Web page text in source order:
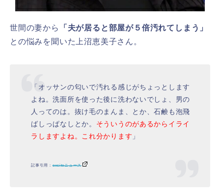
世間の妻から
「夫が居ると部屋が５倍汚れてしまう」
との悩みを聞いた上沼恵美子さん。
「オッサンの匂いで汚れる感じがちょっとします
よね。洗面所を使った後に洗わないでしょ、男の
人ってのは。抜け毛のまんま、とか、石鹸も泡飛
ばしっぱなしとか。 そういうのがあるからイライ
ラしますよね。これ分かります 」
記事引用：exciteニュース